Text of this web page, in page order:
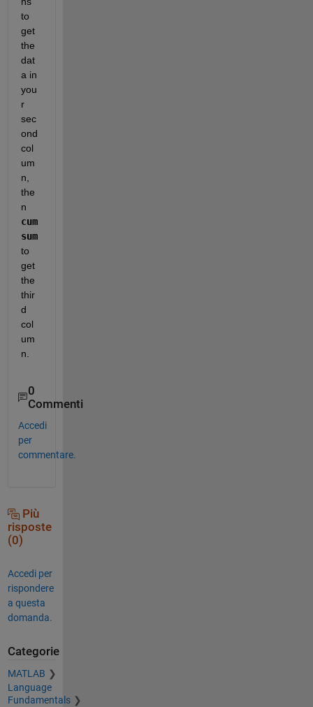
to
get
the
dat
a in
you
r
sec
ond
col
um
n,
the
n
cum
sum
to
get
the
thir
d
col
um
n.
0
Commenti
Accedi
per
commentare.
Più
risposte
(0)
Accedi per
rispondere
a questa
domanda.
Categorie
MATLAB
Language
Fundamentals